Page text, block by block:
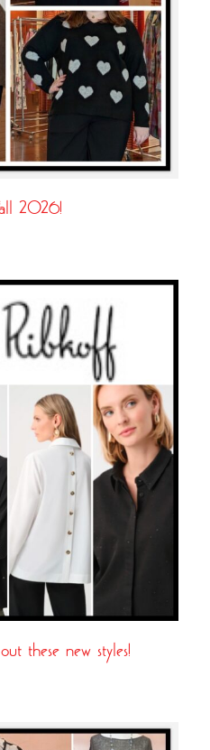
2026!
these new styles!